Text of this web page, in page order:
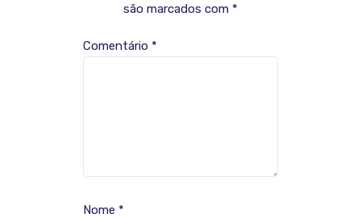
são marcados com *
Comentário *
Nome *